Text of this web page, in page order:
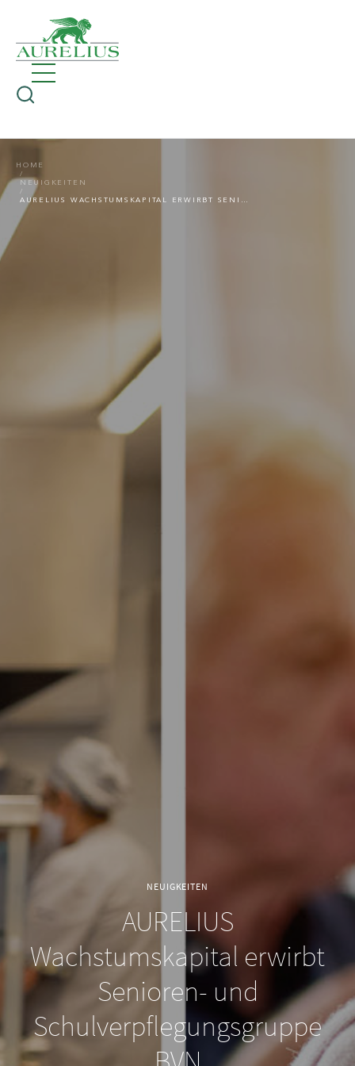
HOME
NEUIGKEITEN
AURELIUS WACHSTUMSKAPITAL ERWIRBT SENIOREN- UND SCHULVERPFLEGUNGSGRUPPE BVN
NEUIGKEITEN
AURELIUS
Wachstumskapital erwirbt
Senioren- und
Schulverpflegungsgruppe